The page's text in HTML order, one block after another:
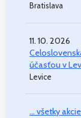
Bratislava
11. 10. 2026
účasťou v
Levice
... všetky